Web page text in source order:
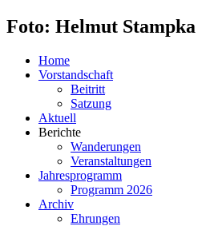
Foto: Helmut Stampka
Home
Vorstandschaft
Beitritt
Satzung
Aktuell
Berichte
Wanderungen
Veranstaltungen
Jahresprogramm
Programm 2026
Archiv
Ehrungen